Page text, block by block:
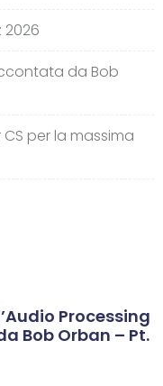
2026
da Bob
per la massima
Processing
Bob Orban – Pt.